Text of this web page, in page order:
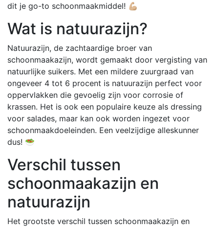
dit je go-to schoonmaakmiddel! 💪🏼
Wat is natuurazijn?
Natuurazijn, de zachtaardige broer van
schoonmaakazijn, wordt gemaakt door vergisting van
natuurlijke suikers. Met een mildere zuurgraad van
ongeveer 4 tot 6 procent is natuurazijn perfect voor
oppervlakken die gevoelig zijn voor corrosie of
krassen. Het is ook een populaire keuze als dressing
voor salades, maar kan ook worden ingezet voor
schoonmaakdoeleinden. Een veelzijdige alleskunner
dus! 🥗
Verschil tussen
schoonmaakazijn en
natuurazijn
Het grootste verschil tussen schoonmaakazijn en